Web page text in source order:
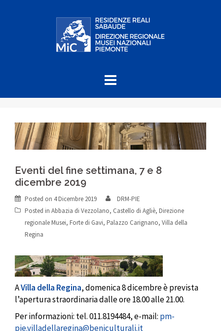
Eventi del fine settimana, 7 e 8
dicembre 2019
Posted on 4 Dicembre 2019
DRM-PIE
Posted in Abbazia di Vezzolano, Castello di Agliè, Direzione
regionale Musei, Forte di Gavi, Palazzo Carignano, Villa della
Regina
AVilla della Regina, domenica 8 dicembre è prevista
l’apertura straordinaria dalle ore 18.00 alle 21.00.
Per informazioni: tel. 011.8194484, e-mail: pm-
pie.villadellaregina@beniculturali.it